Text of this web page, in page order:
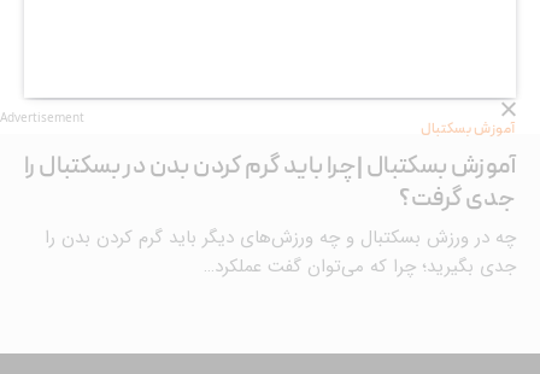
آموزش بسکتبال
آموزش بسکتبال |چرا باید گرم کردن بدن در بسکتبال را
جدی گرفت؟
چه در ورزش بسکتبال و چه ورزش‌های دیگر باید گرم کردن بدن را
جدی بگیرید؛ چرا که می‌توان گفت عملکرد…
Advertisement